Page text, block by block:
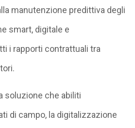
manutenzione predittiva degli
smart, digitale e
i rapporti contrattuali tra
soluzione che abiliti
di campo, la digitalizzazione